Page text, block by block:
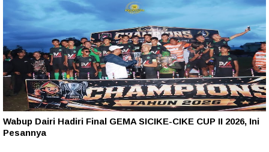
Wabup Dairi Hadiri Final GEMA SICIKE-CIKE CUP II 2026, Ini
Pesannya